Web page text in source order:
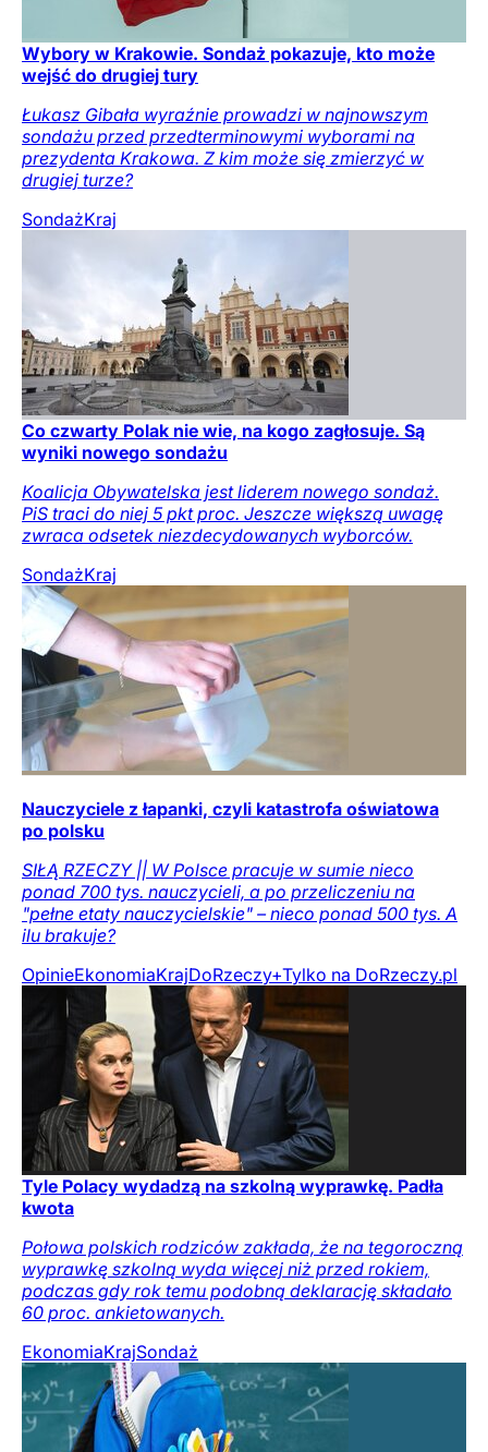
Wybory w Krakowie. Sondaż pokazuje, kto może
wejść do drugiej tury
Łukasz Gibała wyraźnie prowadzi w najnowszym
sondażu przed przedterminowymi wyborami na
prezydenta Krakowa. Z kim może się zmierzyć w
drugiej turze?
SondażKraj
Co czwarty Polak nie wie, na kogo zagłosuje. Są
wyniki nowego sondażu
Koalicja Obywatelska jest liderem nowego sondaż.
PiS traci do niej 5 pkt proc. Jeszcze większą uwagę
zwraca odsetek niezdecydowanych wyborców.
SondażKraj
Nauczyciele z łapanki, czyli katastrofa oświatowa
po polsku
SIŁĄ RZECZY || W Polsce pracuje w sumie nieco
ponad 700 tys. nauczycieli, a po przeliczeniu na
"pełne etaty nauczycielskie" – nieco ponad 500 tys. A
ilu brakuje?
OpinieEkonomiaKrajDoRzeczy+Tylko na DoRzeczy.pl
Tyle Polacy wydadzą na szkolną wyprawkę. Padła
kwota
Połowa polskich rodziców zakłada, że na tegoroczną
wyprawkę szkolną wyda więcej niż przed rokiem,
podczas gdy rok temu podobną deklarację składało
60 proc. ankietowanych.
EkonomiaKrajSondaż